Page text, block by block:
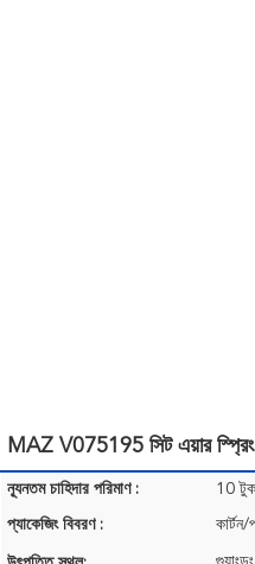
MAZ V075195 সিট এয়ার
ন্যূনতম চাহিদার পরিমাণ : 10
প্যাকেজিং বিবরণ : কার্টন/